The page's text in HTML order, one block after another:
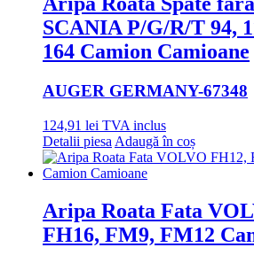
SCANIA P/G/R/T 94,
164 Camion Camioane
AUGER GERMANY-67348
124,91 lei TVA inclus
Detalii piesa Adaugă în coș
Aripa Roata Fata
FH16, FM9, FM12